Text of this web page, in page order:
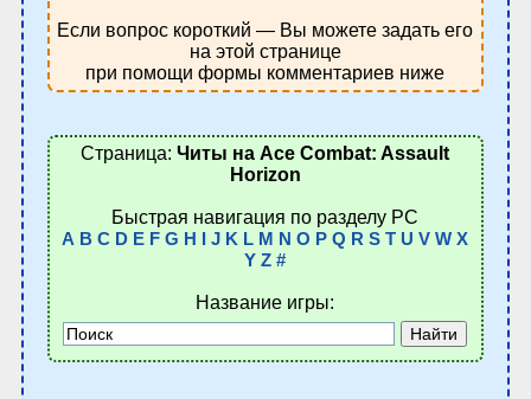
Если вопрос короткий — Вы можете задать его
на этой странице
при помощи формы комментариев ниже
Страница:Читы на Ace Combat: Assault
Horizon
Быстрая навигация по разделу PC
A B C D E F G H J K L M N O P Q R S T U V W X
Y Z #
Название игры: